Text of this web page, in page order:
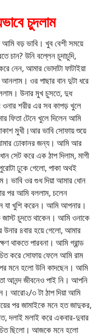
চুদলাম
বড় ভাবি। খুব বেশী সময়ে
চান? উনি বল্লেন চুদাচুদি,
নেন, আমার ভোদাটা ফাটাইয়া
ওর পাছার বান দুটা ধরে
উনার মুখ চুসতে, দুধ
ওনার শরীর এর সব কাপড় খুলে
ফিতা টেনে খুলে দিলেন আমি
মুখী।আর ভাবি সোফায় শুয়ে
ঢোকানর জন্য। আমি আর
সেট করে এক ঠাপ দিলাম, মাগী
ঢুকে গেলো, পাকা অথই
ভাবি ওর গুধ দিয়া আমার ধোন
পর আমি বললাম, চলেন
যা খুশি করেন। আমি আপনার।
চুদতে থাকেন। আমি ওনাকে
উনার ৪বার হয়ে গেলো, আমার
থাকতে পারবনা। আমি গ্রান্ড
করে সোফায় ফেলে আমি রাম
মনে হলো উনি কাদছেন। আমি
আনন্দ জীবনেও পাই নি। আপনি
আরো২/৩ টা ঠাপ দিয়া আমি
পর জামাইকে মনে হত জাদুকর,
দলাই মলাই করে একবার-দুবার
ছিলো। আজকে মনে হলো